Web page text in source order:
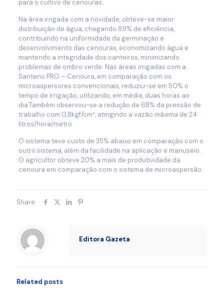
para o cultivo de cenouras.
Na área irrigada com a novidade, obteve-se maior
distribuição de água, chegando 89% de eficiência,
contribuindo na uniformidade da germinação e
desenvolvimento das cenouras, economizando água e
mantendo a integridade dos canteiros, minimizando
problemas de ombro verde. Nas áreas irrigadas com a
Santeno PRO – Cenoura, em comparação com os
microaspersores convencionais, reduziu-se em 50% o
tempo de irrigação, utilizando, em média, duas horas ao
dia.Também observou-se a redução de 68% da pressão de
trabalho com 0,8kgf/cm², atingindo a vazão máxima de 24
litros/hora/metro.
O sistema teve custo de 35% abaixo em comparação com o
outro sistema, além da facilidade na aplicação e manuseio.
O agricultor obteve 20% a mais de produtividade da
cenoura em comparação com o sistema de microaspersão.
Share
Editora Gazeta
Related posts